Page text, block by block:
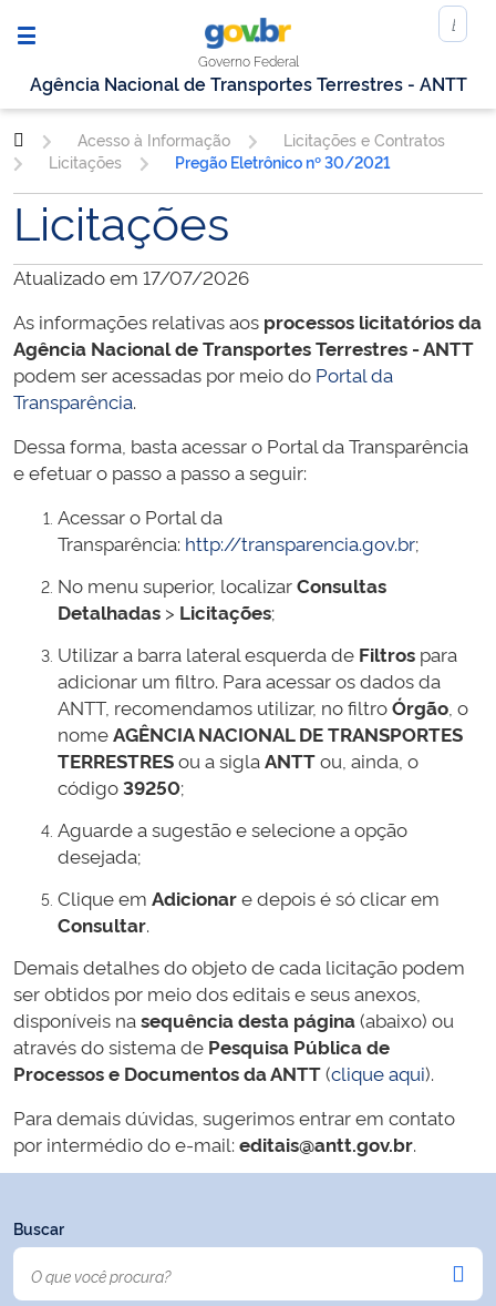
Governo Federal
Agência Nacional de Transportes Terrestres - ANTT
Acesso à Informação
Licitações e Contratos
Licitações
Pregão Eletrônico nº 30/2021
Licitações
Atualizado em 17/07/2026
As informações relativas aos processos licitatórios da
Agência Nacional de Transportes Terrestres - ANTT
podem ser acessadas por meio do Portal da
Transparência.
Dessa forma, basta acessar o Portal da Transparência
e efetuar o passo a passo a seguir:
Acessar o Portal da
Transparência: http://transparencia.gov.br;
No menu superior, localizarConsultas
Detalhadas > Licitações;
Utilizar a barra lateral esquerda de Filtros para
adicionar um filtro. Para acessar os dados da
ANTT, recomendamos utilizar, no filtroÓrgão , o
nomeAGÊNCIA NACIONAL DE TRANSPORTES
TERRESTRESou a siglaANTTou, ainda, o
código39250;
Aguarde a sugestão e selecione a opção
desejada;
Clique em Adicionare depois é só clicar em
Consultar.
Demais detalhes do objeto de cada licitação podem
ser obtidos por meio dos editais e seus anexos,
disponíveis nasequência desta página(abaixo) ou
através do sistema de Pesquisa Pública de
Processos e Documentos da ANTT(clique aqui).
Para demais dúvidas, sugerimos entrar em contato
por intermédio do e-mail: editais@antt.gov.br.
Buscar